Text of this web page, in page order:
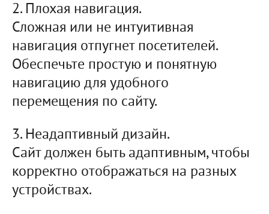
2. Плохая навигация.
Сложная или не интуитивная
навигация отпугнет посетителей.
Обеспечьте простую и понятную
навигацию для удобного
перемещения по сайту.
3. Неадаптивный дизайн.
Сайт должен быть адаптивным, чтобы
корректно отображаться на разных
устройствах.